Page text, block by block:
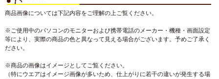
商品画像については下記内容をご理解の上ご覧ください。
※ご使用中のパソコンのモニターおよび携帯電話のメーカー・機種・画面設定
等により、実際の商品の色と異なって見える場合がございます。予めご了承く
ださい。
※商品の画像はイメージとしてご覧ください。
（特にウエアはイメージ画像が多いため、仕上がりに若干の違いが発生する場